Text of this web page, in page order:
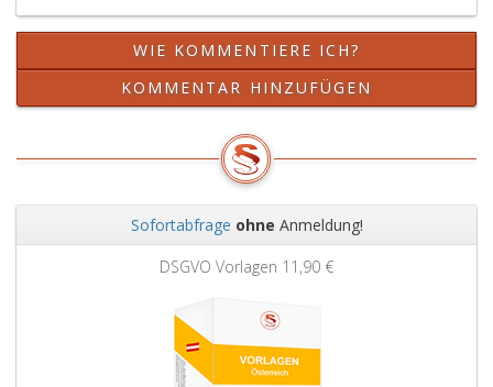
deren
Dienstzulage
gemäß
Paragraph
59
um
20 vH
WIE KOMMENTIERE ICH?
KOMMENTAR HINZUFÜGEN
Sofortabfrage ohne Anmeldung!
DSGVO Vorlagen 11,90 €